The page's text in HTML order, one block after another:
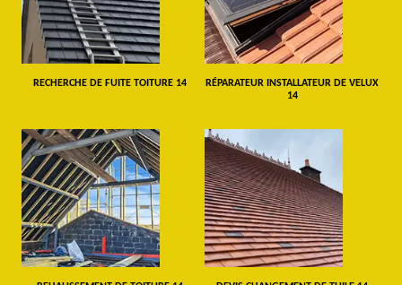
RECHERCHE DE FUITE TOITURE 14
RÉPARATEUR INSTALLATEUR DE VELUX
14